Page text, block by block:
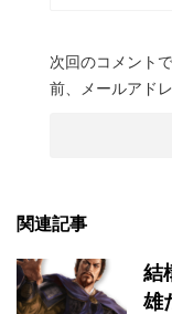
次回のコメント
前、メールアド
関連記事
結
雄